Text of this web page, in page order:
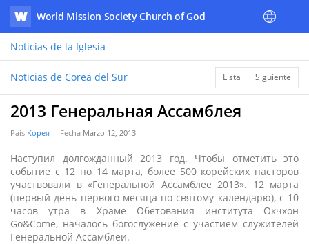
WATV
World Mission Society Church of God
Noticias de la Iglesia
Noticias de Corea del Sur Lista Siguiente
2013 Генеральная Ассамблея
País Корея Fecha Marzo 12, 2013
Наступил долгожданный 2013 год. Чтобы отметить это
событие с 12 по 14 марта, более 500 корейских пасторов
участвовали в «Генеральной Ассамблее 2013». 12 марта
(первый день первого месяца по святому календарю), с 10
часов утра в Храме Обетования института Окчхон
Go&Come, началось богослужение с участием служителей
Генеральной Ассамблеи.